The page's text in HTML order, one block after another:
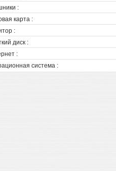
:
карта :
:
диск :
:
система :